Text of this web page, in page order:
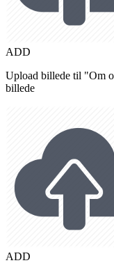
ADD
Upload billede til "Om
billede
ADD